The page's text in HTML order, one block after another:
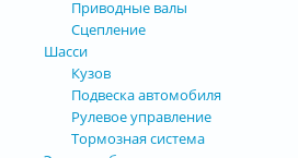
Приводные валы
Сцепление
Шасси
Кузов
Подвеска автомобиля
Рулевое управление
Тормозная система